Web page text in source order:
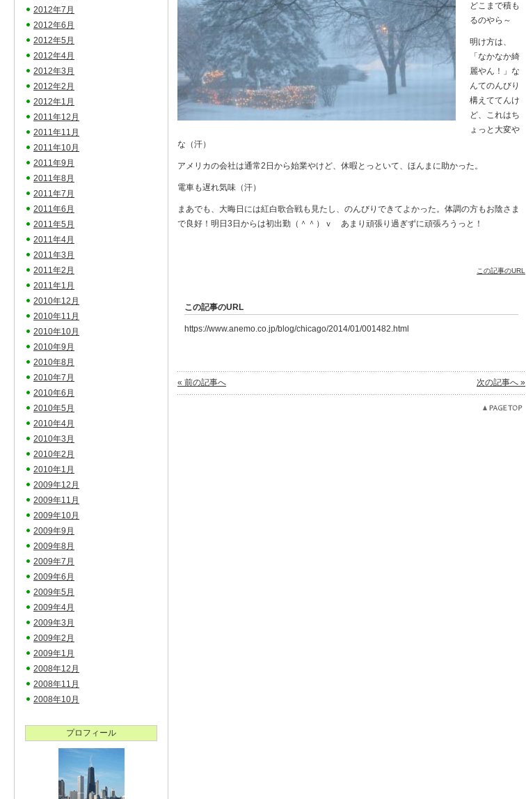
どこまで積も
るのやら～
明け方は、
「なかなか綺
麗やん！」な
んてのんびり
構えててんけ
ど、これはち
ょっと大変や
な（汗）
アメリカの会社は通常2日から始業やけど、休暇とっといて、ほんまに助かった。
電車も遅れ気味（汗）
まあでも、大晦日には紅白歌合戦も見たし、のんびりできてよかった。体調の方もお陰さま
で良好！明日3日からは初出勤（＾＾）ｖ あまり頑張り過ぎずに頑張ろうっと！
この記事のURL
この記事のURL
https://www.anemo.co.jp/blog/chicago/2014/01/001482.html
« 前の記事へ 次の記事へ »
2012年7月
2012年6月
2012年5月
2012年4月
2012年3月
2012年2月
2012年1月
2011年12月
2011年11月
2011年10月
2011年9月
2011年8月
2011年7月
2011年6月
2011年5月
2011年4月
2011年3月
2011年2月
2011年1月
2010年12月
2010年11月
2010年10月
2010年9月
2010年8月
2010年7月
2010年6月
2010年5月
2010年4月
2010年3月
2010年2月
2010年1月
2009年12月
2009年11月
2009年10月
2009年9月
2009年8月
2009年7月
2009年6月
2009年5月
2009年4月
2009年3月
2009年2月
2009年1月
2008年12月
2008年11月
2008年10月
プロフィール